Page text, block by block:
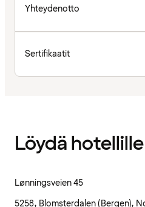
Yhteydenotto
Sertifikaatit
Löydä hotellille
Lønningsveien 45
5258, Blomsterdalen (Bergen),